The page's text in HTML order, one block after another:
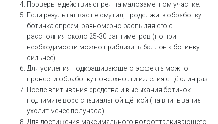
Проверьте действие спрея на малозаметном участке.
Если результат вас не смутил, продолжите обработку
ботинка спреем, равномерно распыляя его с
расстояния около 25-30 сантиметров (но при
необходимости можно приблизить баллон к ботинку
сильнее).
Для усиления подкрашивающего эффекта можно
провести обработку поверхности изделия ещё один раз.
После впитывания средства и высыхания ботинок
поднимите ворс специальной щёткой (на впитывание
уходит менее получаса).
Для достижения максимального водоотталкивающего